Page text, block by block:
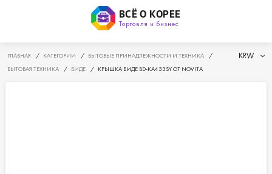
ВСЁ О КОРЕЕ
Торговля и бизнес
ГЛАВНАЯ / КАТЕГОРИИ / БЫТОВЫЕ ПРИНАДЛЕЖНОСТИ И ТЕХНИКА
/
БЫТОВАЯ ТЕХНИКА
/ БИДЕ / КРЫШКА БИДЕ BD-KA433SY ОТ NOVITA
KRW